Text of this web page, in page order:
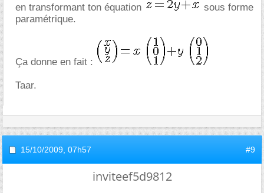
en transformant ton équation
sous forme
paramétrique.
Ça donne en fait :
Taar.
15/10/2009, 07h57 #9
inviteef5d9812